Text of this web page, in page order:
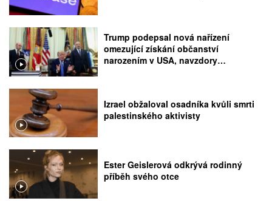
Trump podepsal nová nařízení
omezující získání občanství
narozením v USA, navzdory
Izrael obžaloval osadníka kvůli smrti
palestinského aktivisty
Ester Geislerová odkrývá rodinný
příběh svého otce